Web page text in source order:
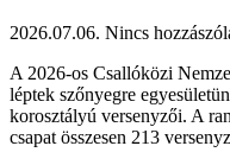
2026.07.06. Nincs
A 2026-os Csallóközi
léptek szőnyegre
korosztályú versenyzői. A
csapat összesen 213